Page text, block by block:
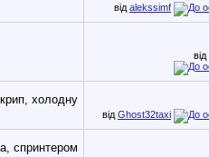
від alekssimf
від
від Ghost32taxi